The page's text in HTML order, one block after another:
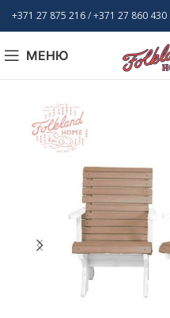
+371 27 875 216/ +371 27 860 430
МЕНЮ